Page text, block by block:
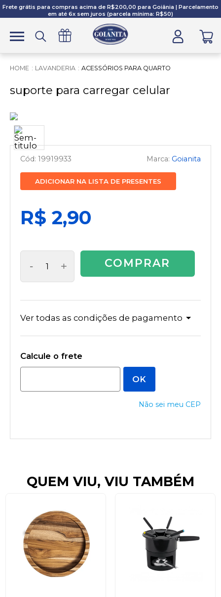
Frete grátis para compras acima de R$200,00 para Goiânia | Parcelamento
em até 6x sem juros (parcela mínima: R$50)
LAVANDERIA ACESSÓRIOS PARA QUARTO
suporte para carregar celular
19919933 Goianita
ADICIONAR NA LISTA DE PRESENTES
R$ 2,90
- + COMPRAR
Ver todas as condições de pagamento
Não sei meu CEP
QUEM VIU, VIU TAMBÉM